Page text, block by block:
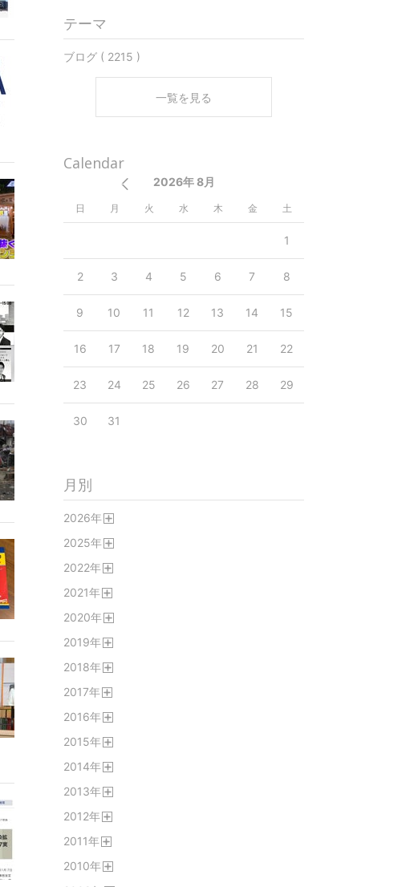
テーマ
ブログ ( 2215 )
一覧を見る
Calendar
2026年 8月
日 月 火 水 木 金 土
1
2 3 4 5 6 7 8
9 10 11 12 13 14 15
16 17 18 19 20 21 22
23 24 25 26 27 28 29
30 31
月別
2026年
2025年
2022年
2021年
2020年
2019年
2018年
2017年
2016年
2015年
2014年
2013年
2012年
2011年
2010年